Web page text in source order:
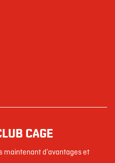
CAGE
d’avantages et